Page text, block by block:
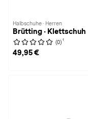
Halbschuhe · Herren
Brütting · Klettschuh
(0) 1
49,95 €